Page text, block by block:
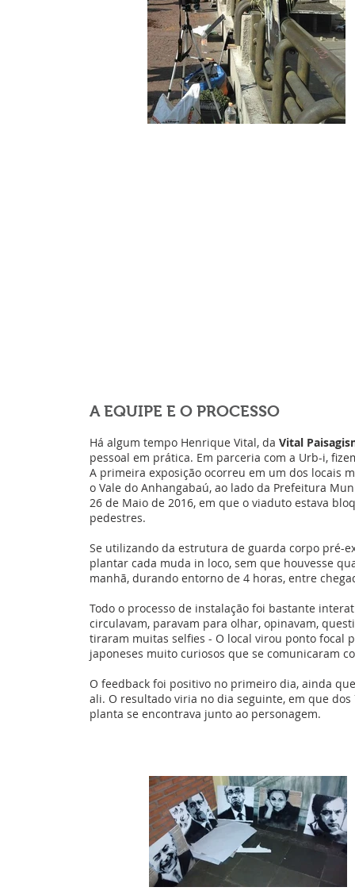
A EQUIPE E O PROCESSO
Há algum tempo Henrique Vital, da Vital
pessoal em prática. Em parceria com a Urb-i,
A primeira exposição ocorreu em um dos locais
o Vale do Anhangabaú, ao lado da Prefeitura
26 de Maio de 2016, em que o viaduto estava
pedestres.
Se utilizando da estrutura de guarda corpo pré-
plantar cada muda in loco, sem que houvesse
manhã, durando entorno de 4 horas, entre
Todo o processo de instalação foi bastante
circulavam, paravam para olhar, opinavam,
tiraram muitas selfies - O local virou ponto focal
japoneses muito curiosos que se comunicaram
O feedback foi positivo no primeiro dia, ainda
ali. O resultado viria no dia seguinte, em que
planta se encontrava junto ao personagem.